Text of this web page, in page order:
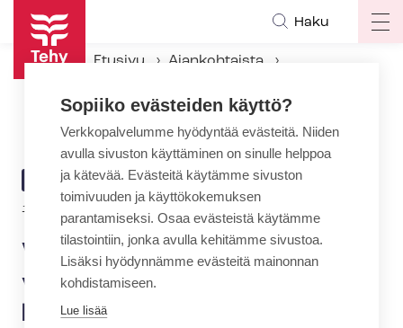
Hyppää
pääsisältöön
Haku
Etusivu
Ajankohtaista
Vuoden lähihoitajalla on oma vastaanotto sä­de­hoi­to­po­ti­lail­le
ARTIKKELIN
KATEGORIA
AJANKOHTAISTA
18.11.2022 | 12:59
Vuoden lähihoitajalla on oma
vastaanotto sä­de­hoi­to­po­ti­
lail­le
Sopiiko evästeiden käyttö?
Verkkopalvelumme hyödyntää evästeitä. Niiden
avulla sivuston käyttäminen on sinulle helppoa
ja kätevää. Evästeitä käytämme sivuston
toimivuuden ja käyttökokemuksen
parantamiseksi. Osaa evästeistä käytämme
tilastointiin, jonka avulla kehitämme sivustoa.
Lisäksi hyödynnämme evästeitä mainonnan
kohdistamiseen.
Lue lisää